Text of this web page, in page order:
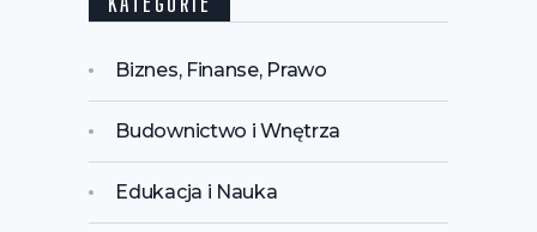
Biznes, Finanse, Prawo
Budownictwo i Wnętrza
Edukacja i Nauka